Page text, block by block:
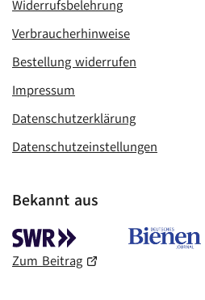
Widerrufsbelehrung
Verbraucherhinweise
Bestellung widerrufen
Impressum
Datenschutzerklärung
Datenschutzeinstellungen
Bekannt aus
Zum Beitrag